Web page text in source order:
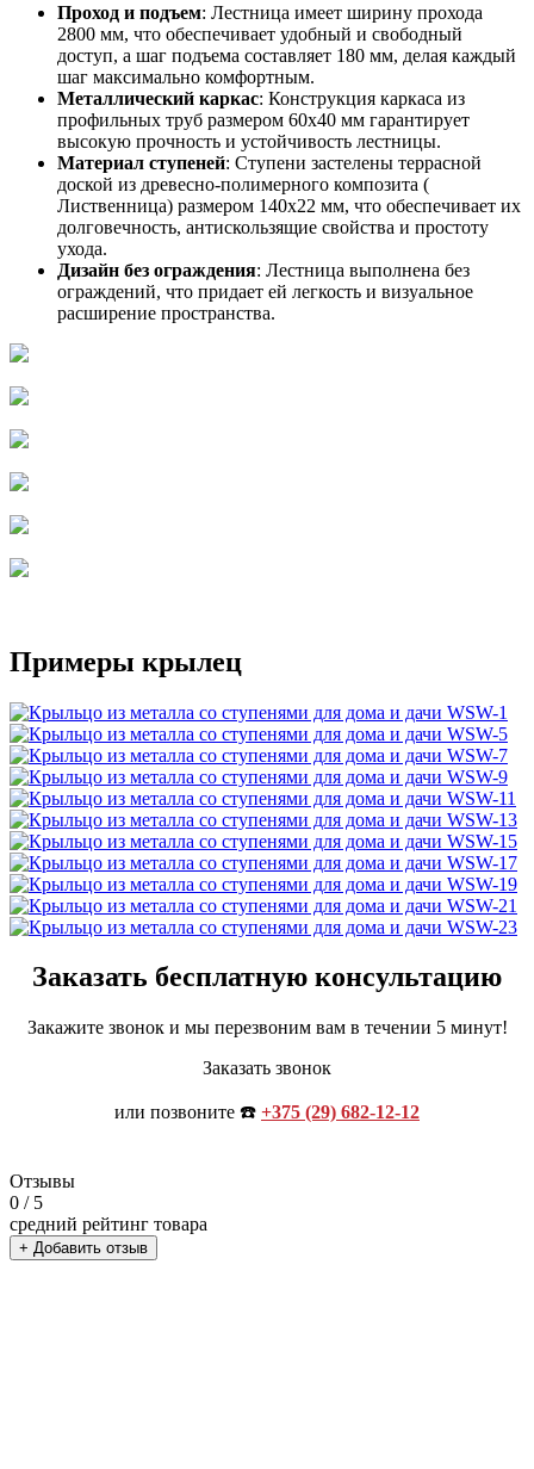
Проход и подъем: Лестница имеет ширину прохода
2800 мм, что обеспечивает удобный и свободный
доступ, а шаг подъема составляет 180 мм, делая каждый
шаг максимально комфортным.
Металлический каркас: Конструкция каркаса из
профильных труб размером 60х40 мм гарантирует
высокую прочность и устойчивость лестницы.
Материал ступеней: Ступени застелены террасной
доской из древесно-полимерного композита (
Лиственница) размером 140х22 мм, что обеспечивает их
долговечность, антискользящие свойства и простоту
ухода.
Дизайн без ограждения: Лестница выполнена без
ограждений, что придает ей легкость и визуальное
расширение пространства.
Примеры крылец
Заказать бесплатную консультацию
Закажите звонок и мы перезвоним вам в течении 5 минут!
Заказать звонок
или позвоните ☎️ +375 (29) 682-12-12
Отзывы
0 / 5
средний рейтинг товара
+ Добавить отзыв